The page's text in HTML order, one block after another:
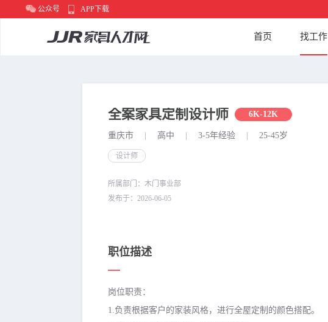
公众号 APP下载
首页 找工作
全案家具定制设计师 6K-12K
重庆市 高中 3-5年经验 25-45岁
设计师
所属部门：木门事业部
发布于：2026-06-05
职位描述
岗位职责：
1.负责根据客户的家装风格，进行全屋定制的颜色搭配。